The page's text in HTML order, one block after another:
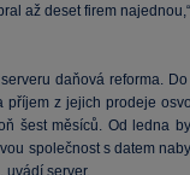
až deset firem
daňová reforma.
příjem z jejich prodeje
šest měsíců. Od ledna
společnost s datem
uvádí server.